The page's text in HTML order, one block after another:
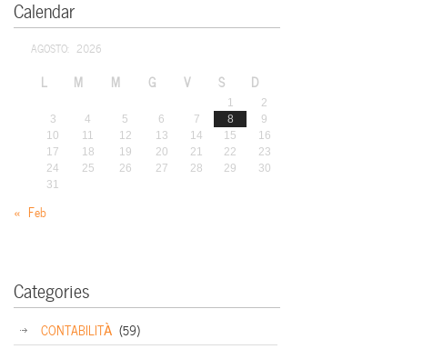
Calendar
AGOSTO: 2026
L M M G V S D
1
2
3
4 5 6 7 8
9
10
11 12 13 14 15
16
17
18 19 20 21 22
23
24
25 26 27 28 29
30
31
« Feb
Categories
CONTABILITÀ (59)